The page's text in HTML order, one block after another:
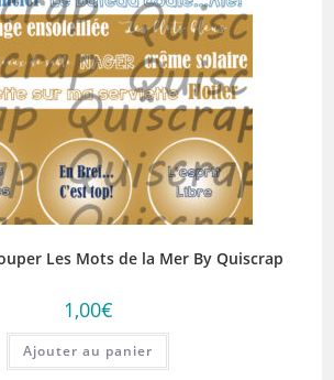
Les Mots de la Mer By Quiscrap
1,00€
Ajouter au panier